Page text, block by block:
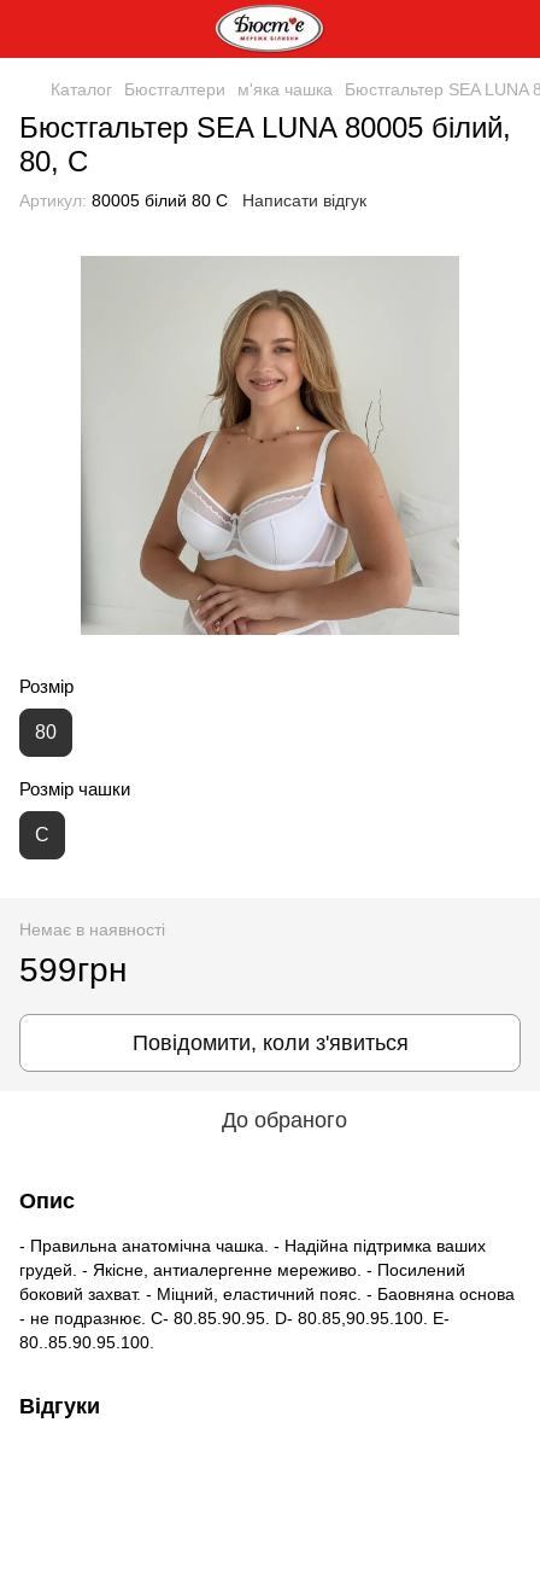
Каталог Бюстгалтери м'яка чашка Бюстгальтер SEA LUNA
Бюстгальтер SEA LUNA 80005 білий,
80, C
Артикул: 80005 білий 80 С Написати відгук
Розмір
80
Розмір чашки
С
Немає в наявності
599грн
Повідомити, коли з'явиться
До обраного
Опис
- Правильна анатомічна чашка. - Надійна підтримка ваших
грудей. - Якісне, антиалергенне мереживо. - Посилений
боковий захват. - Міцний, еластичний пояс. - Баовняна основа
- не подразнює. C- 80.85.90.95. D- 80.85,90.95.100. E-
80..85.90.95.100.
Відгуки